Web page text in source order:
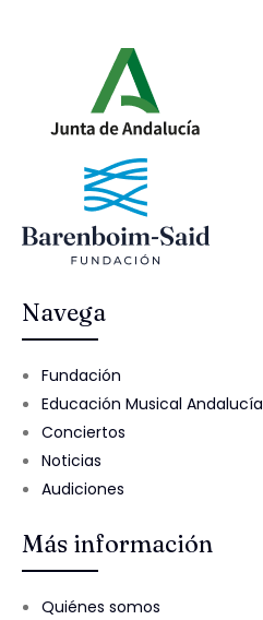
Navega
Fundación
Educación Musical Andalucía
Conciertos
Noticias
Audiciones
Más información
Quiénes somos